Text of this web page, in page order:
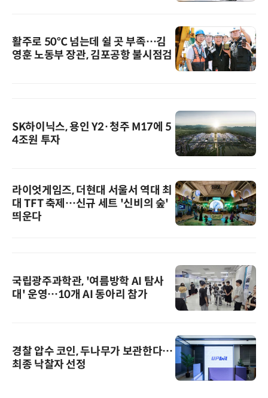
활주로 50℃ 넘는데 쉴 곳 부족…김
영훈 노동부 장관, 김포공항 불시점검
SK하이닉스, 용인 Y2·청주 M17에 5
4조원 투자
라이엇게임즈, 더현대 서울서 역대 최
대 TFT 축제…신규 세트 '신비의 숲'
띄운다
국립광주과학관, '여름방학 AI 탐사
대' 운영…10개 AI 동아리 참가
경찰 압수 코인, 두나무가 보관한다…
최종 낙찰자 선정